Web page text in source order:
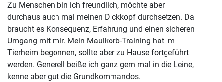
Zu Menschen bin ich freundlich, möchte aber
durchaus auch mal meinen Dickkopf durchsetzen. Da
braucht es Konsequenz, Erfahrung und einen sicheren
Umgang mit mir. Mein Maulkorb-Training hat im
Tierheim begonnen, sollte aber zu Hause fortgeführt
werden. Generell beiße ich ganz gern mal in die Leine,
kenne aber gut die Grundkommandos.